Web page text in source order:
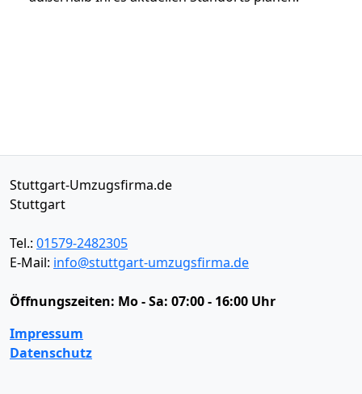
Stuttgart-Umzugsfirma.de
Stuttgart
Tel.: 01579-2482305
E-Mail: info@stuttgart-umzugsfirma.de
Öffnungszeiten: Mo - Sa: 07:00 - 16:00 Uhr
Impressum
Datenschutz